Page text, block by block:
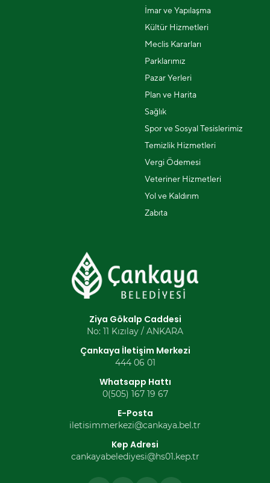
İmar ve Yapılaşma
Kültür Hizmetleri
Meclis Kararları
Parklarımız
Pazar Yerleri
Plan ve Harita
Sağlık
Spor ve Sosyal Tesislerimiz
Temizlik Hizmetleri
Vergi Ödemesi
Veteriner Hizmetleri
Yol ve Kaldırım
Zabıta
Ziya Gökalp Caddesi
No: 11 Kızılay / ANKARA
Çankaya İletişim Merkezi
444 06 01
Whatsapp Hattı
0(505) 167 19 67
E-Posta
iletisimmerkezi@cankaya.bel.tr
Kep Adresi
cankayabelediyesi@hs01.kep.tr